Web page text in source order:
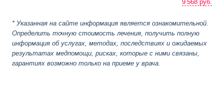
9 568 руб.
* Указанная на сайте информация является ознакомительной.
Определить точную стоимость лечения, получить полную
информация об услугах, методах, последствиях и ожидаемых
результатах медпомощи, рисках, которые с ними связаны,
гарантиях возможно только на приеме у врача.